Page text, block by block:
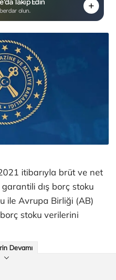
Takip Edin
olun.
itibarıyla brüt ve net
garantili dış borç stoku
ile Avrupa Birliği (AB)
stoku verilerini
Devamı